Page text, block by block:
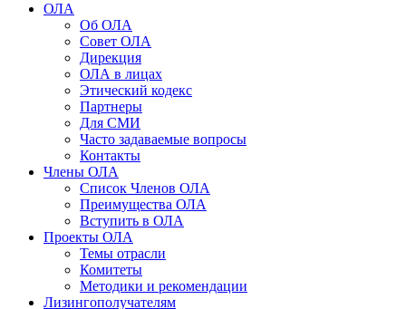
ОЛА
Об ОЛА
Совет ОЛА
Дирекция
ОЛА в лицах
Этический кодекс
Партнеры
Для СМИ
Часто задаваемые вопросы
Контакты
Члены ОЛА
Список Членов ОЛА
Преимущества ОЛА
Вступить в ОЛА
Проекты ОЛА
Темы отрасли
Комитеты
Методики и рекомендации
Лизингополучателям